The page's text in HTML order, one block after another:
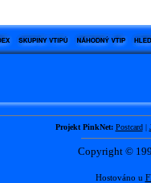
Projekt PinkNet: Postcard|
Copyright ©
Hostováno u